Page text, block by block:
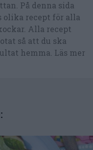
På denna sida
olika recept för alla
Alla recept
så att du ska
hemma. Läs mer